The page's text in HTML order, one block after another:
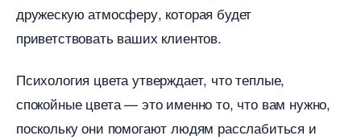
дружескую атмосферу, которая будет
приветствовать ваших клиентов.
Психология цвета утверждает, что теплые,
спокойные цвета — это именно то, что вам нужно,
поскольку они помогают людям расслабиться и